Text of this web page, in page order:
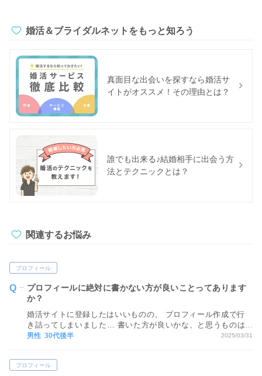
婚活＆ブライダルネットをもっと知ろう
真面目な出会いを探すなら婚活サ
イトがオススメ！その理由とは？
誰でも出来る♪結婚相手に出会う方
法とテクニックとは？
関連するお悩み
プロフィール
プロフィールに絶対に書かない方が良いことってあります
か？
婚活サイトに登録したはいいものの、 プロフィール作成で行
き詰ってしまいました… 書いた方が良いかな、と思うものは
なんとなく書いてみたのですが、 絶対に書かない方が良いこ
男性 30代後半 2025/03/31
プロフィール